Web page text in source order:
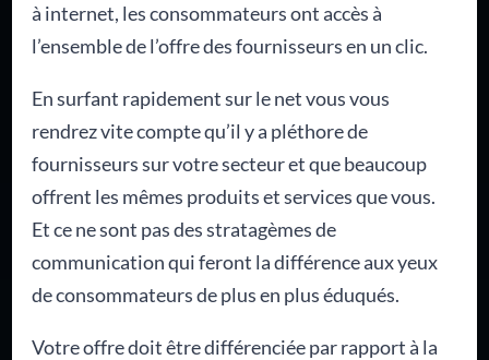
à internet, les consommateurs ont accès à
l’ensemble de l’offre des fournisseurs en un clic.
En surfant rapidement sur le net vous vous
rendrez vite compte qu’il y a pléthore de
fournisseurs sur votre secteur et que beaucoup
offrent les mêmes produits et services que vous.
Et ce ne sont pas des stratagèmes de
communication qui feront la différence aux yeux
de consommateurs de plus en plus éduqués.
Votre offre doit être différenciée par rapport à la